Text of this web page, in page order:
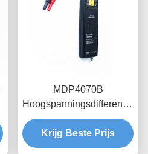
MDP4070B
Hoogspanningsdifferentiële
sondes, 700V bereik,
100MHz bandbreedte
zwevende meting voor
Krijg Beste Prijs